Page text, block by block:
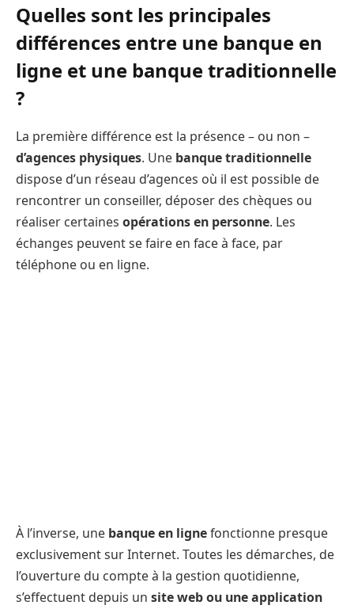
Quelles sont les principales
différences entre une banque en
ligne et une banque traditionnelle
?
La première différence est la présence – ou non –
d’agences physiques. Une banque traditionnelle
dispose d’un réseau d’agences où il est possible de
rencontrer un conseiller, déposer des chèques ou
réaliser certaines opérations en personne. Les
échanges peuvent se faire en face à face, par
téléphone ou en ligne.
À l’inverse, une banque en lignefonctionne presque
exclusivement sur Internet. Toutes les démarches, de
l’ouverture du compte à la gestion quotidienne,
s’effectuent depuis un site web ou une application